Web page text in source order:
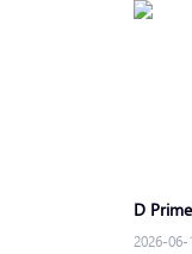
D
2026-06-